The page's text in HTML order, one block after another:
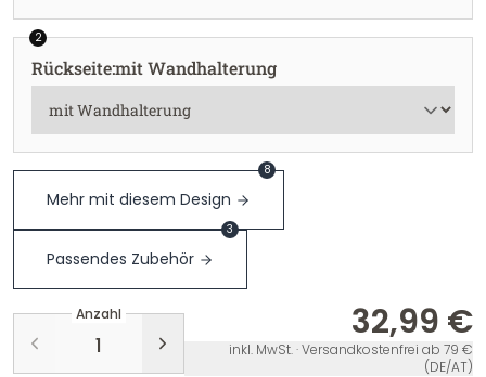
2
Rückseite:mit Wandhalterung
Mehr mit diesem Design
8
Passendes Zubehör
3
Anzahl 32,99 €
inkl. MwSt. · Versandkostenfrei ab 79 €
(DE/AT)